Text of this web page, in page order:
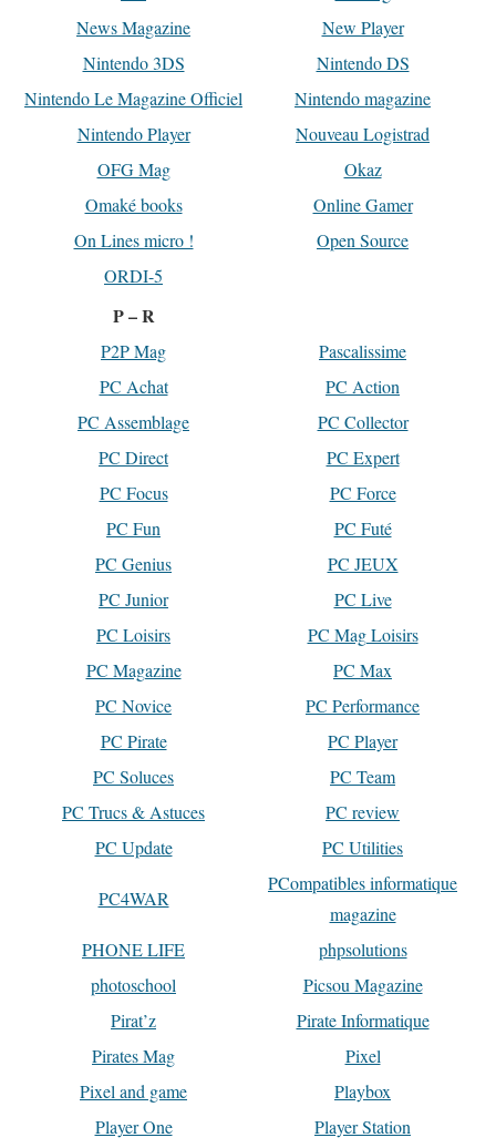
News Magazine
New Player
Nintendo 3DS
Nintendo DS
Nintendo Le Magazine Officiel
Nintendo magazine
Nintendo Player
Nouveau Logistrad
OFG Mag
Okaz
Omaké books
Online Gamer
On Lines micro !
Open Source
ORDI-5
P – R
P2P Mag
Pascalissime
PC Achat
PC Action
PC Assemblage
PC Collector
PC Direct
PC Expert
PC Focus
PC Force
PC Fun
PC Futé
PC Genius
PC JEUX
PC Junior
PC Live
PC Loisirs
PC Mag Loisirs
PC Magazine
PC Max
PC Novice
PC Performance
PC Pirate
PC Player
PC Soluces
PC Team
PC Trucs & Astuces
PC review
PC Update
PC Utilities
PC4WAR
PCompatibles informatique
magazine
PHONE LIFE
phpsolutions
photoschool
Picsou Magazine
Pirat’z
Pirate Informatique
Pirates Mag
Pixel
Pixel and game
Playbox
Player One
Player Station